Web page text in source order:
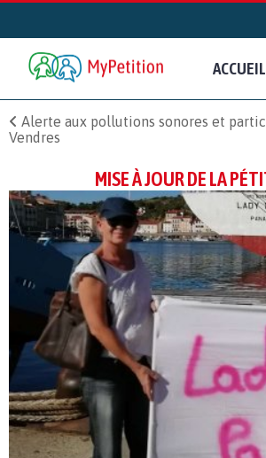
ACCUEIL
Alerte aux pollutions sonores et
Vendres
MISE À JOUR DE LA